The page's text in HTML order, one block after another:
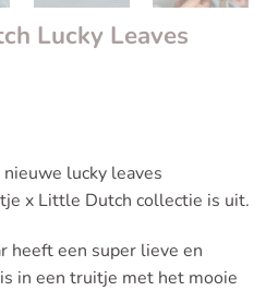
Lucky Leaves
lucky leaves
x Little Dutch collectie is uit.
heeft een super lieve en
in een truitje met het mooie